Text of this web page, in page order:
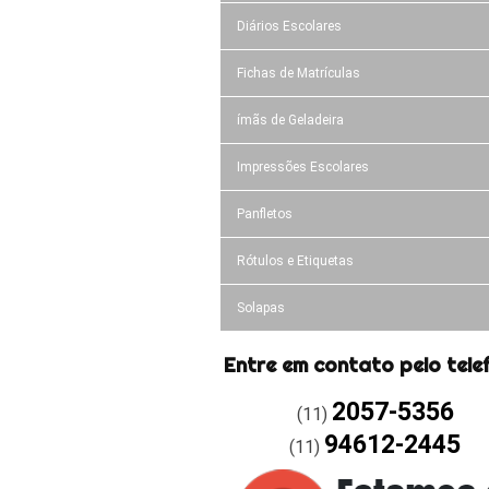
Diários Escolares
Fichas de Matrículas
ímãs de Geladeira
Impressões Escolares
Panfletos
Rótulos e Etiquetas
Solapas
Entre em contato pelo
(11) 2057-5356
(11) 94612-2445